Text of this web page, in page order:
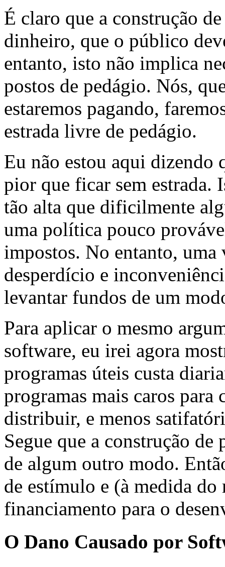
É claro que a construção
dinheiro, que o público
entanto, isto não implica
postos de pedágio. Nós,
estaremos pagando,
estrada livre de pedágio.
Eu não estou aqui dizendo
pior que ficar sem estrada.
tão alta que dificilmente
uma política pouco
impostos. No entanto, uma
desperdício e
levantar fundos de um
Para aplicar o mesmo
software, eu irei agora
programas úteis custa
programas mais caros para
distribuir, e menos
Segue que a construção de
de algum outro modo.
de estímulo e (à medida do
financiamento para o
O Dano Causado por